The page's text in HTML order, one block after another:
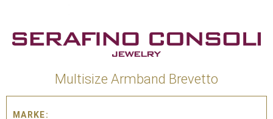
Multisize Armband Brevetto
MARKE